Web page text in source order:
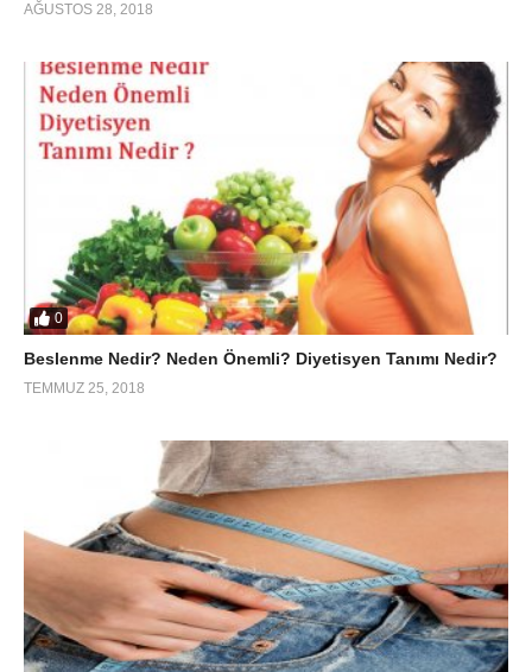
AĞUSTOS 28, 2018
0
Beslenme Nedir? Neden Önemli? Diyetisyen Tanımı Nedir?
TEMMUZ 25, 2018